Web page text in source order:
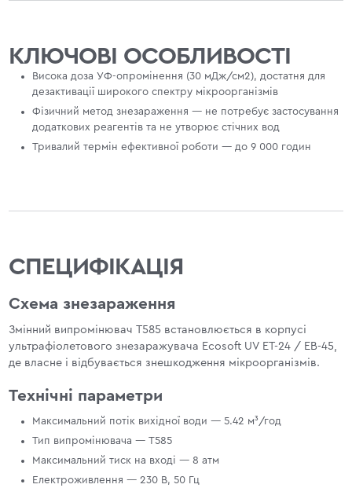
КЛЮЧОВІ ОСОБЛИВОСТІ
Висока доза УФ-опромінення (30 мДж/см2), достатня для
дезактивації широкого спектру мікроорганізмів
Фізичний метод знезараження — не потребує застосування
додаткових реагентів та не утворює стічних вод
Тривалий термін ефективної роботи — до 9 000 годин
СПЕЦИФІКАЦІЯ
Схема знезараження
Змінний випромінювач T585 встановлюється в корпусі
ультрафіолетового знезаражувача Ecosoft UV ET-24 / EB-45,
де власне і відбувається знешкодження мікроорганізмів.
Технічні параметри
Максимальний потік вихідної води — 5.42 м³/год
Тип випромінювача — T585
Максимальний тиск на вході — 8 атм
Електроживлення — 230 В, 50 Гц